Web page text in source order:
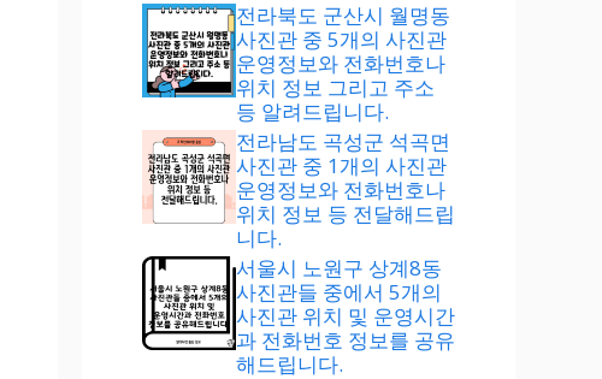
전라북도 군산시 월명동
사진관 중 5개의 사진관
운영정보와 전화번호나
위치 정보 그리고 주소
등 알려드립니다.
전라남도 곡성군 석곡면
사진관 중 1개의 사진관
운영정보와 전화번호나
위치 정보 등 전달해드립
니다.
서울시 노원구 상계8동
사진관들 중에서 5개의
사진관 위치 및 운영시간
과 전화번호 정보를 공유
해드립니다.